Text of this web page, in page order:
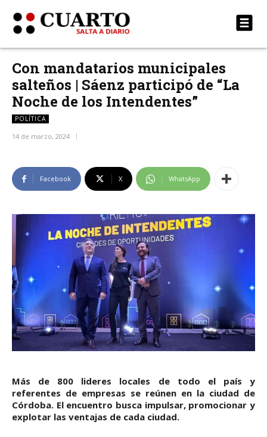
Con mandatarios municipales
salteños | Sáenz participó de “La
Noche de los Intendentes”
POLÍTICA
14 de marzo, 2024
Facebook X WhatsApp
Más de 800 lideres locales de todo el país y
referentes de empresas se reúnen en la ciudad de
Córdoba. El encuentro busca impulsar, promocionar y
explotar las ventajas de cada ciudad.